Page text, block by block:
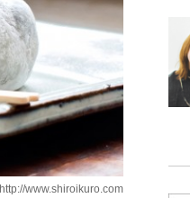
http://www.shiroikuro.com